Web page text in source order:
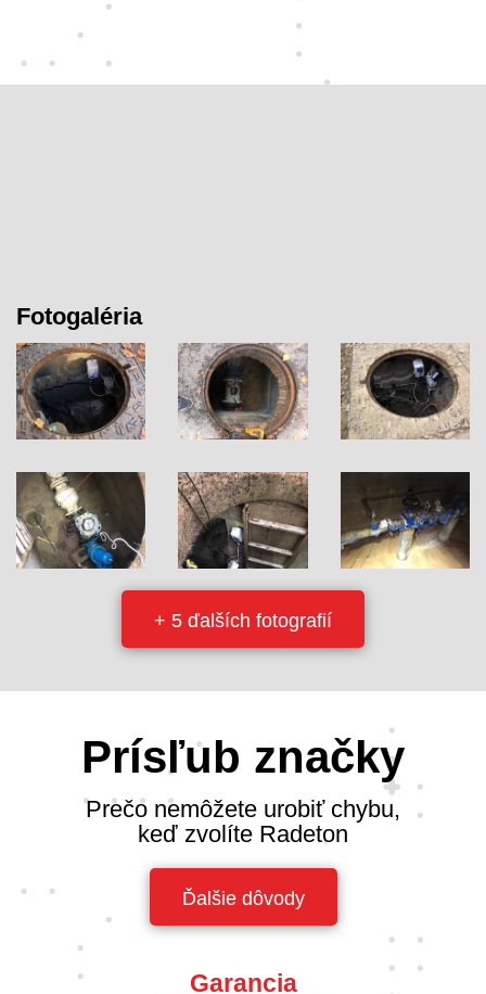
Fotogaléria
+ 5 ďalších fotografií
Prísľub značky
Prečo nemôžete urobiť chybu,
keď zvolíte Radeton
Ďalšie dôvody
Garancia